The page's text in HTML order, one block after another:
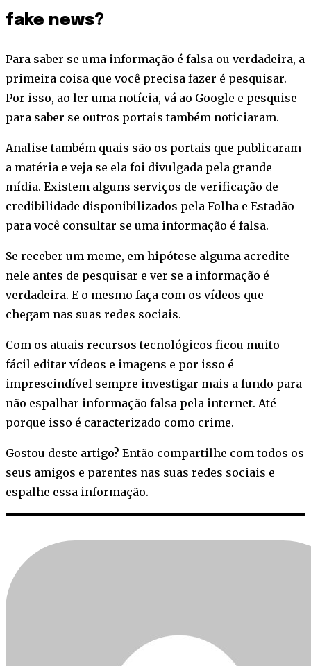
fake news?
Para saber se uma informação é falsa ou verdadeira, a
primeira coisa que você precisa fazer é pesquisar.
Por isso, ao ler uma notícia, vá ao Google e pesquise
para saber se outros portais também noticiaram.
Analise também quais são os portais que publicaram
a matéria e veja se ela foi divulgada pela grande
mídia. Existem alguns serviços de verificação de
credibilidade disponibilizados pela Folha e Estadão
para você consultar se uma informação é falsa.
Se receber um meme, em hipótese alguma acredite
nele antes de pesquisar e ver se a informação é
verdadeira. E o mesmo faça com os vídeos que
chegam nas suas redes sociais.
Com os atuais recursos tecnológicos ficou muito
fácil editar vídeos e imagens e por isso é
imprescindível sempre investigar mais a fundo para
não espalhar informação falsa pela internet. Até
porque isso é caracterizado como crime.
Gostou deste artigo? Então compartilhe com todos os
seus amigos e parentes nas suas redes sociais e
espalhe essa informação.